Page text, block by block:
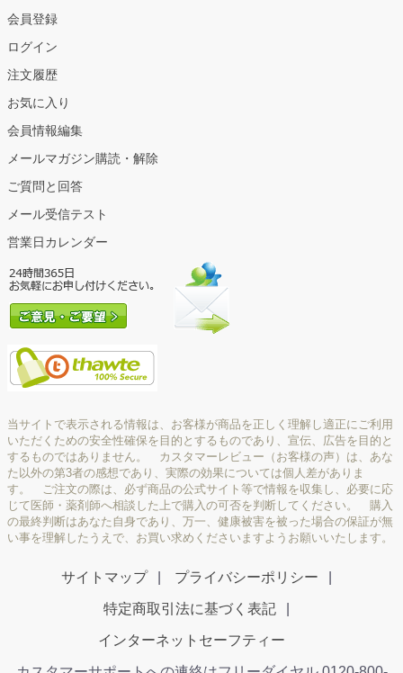
会員登録
ログイン
注文履歴
お気に入り
会員情報編集
メールマガジン購読・解除
ご質問と回答
メール受信テスト
営業日カレンダー
当サイトで表示される情報は、お客様が商品を正しく理解し適正にご利用
いただくための安全性確保を目的とするものであり、宣伝、広告を目的と
するものではありません。 カスタマーレビュー（お客様の声）は、あな
た以外の第3者の感想であり、実際の効果については個人差がありま
す。 ご注文の際は、必ず商品の公式サイト等で情報を収集し、必要に応
じて医師・薬剤師へ相談した上で購入の可否を判断してください。 購入
の最終判断はあなた自身であり、万一、健康被害を被った場合の保証が無
い事を理解したうえで、お買い求めくださいますようお願いいたします。
サイトマップ プライバシーポリシー
特定商取引法に基づく表記
インターネットセーフティー